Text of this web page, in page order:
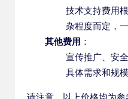
技术支持费用
杂程度而定，
其他费用 ：
宣传推广、安
具体需求和规模